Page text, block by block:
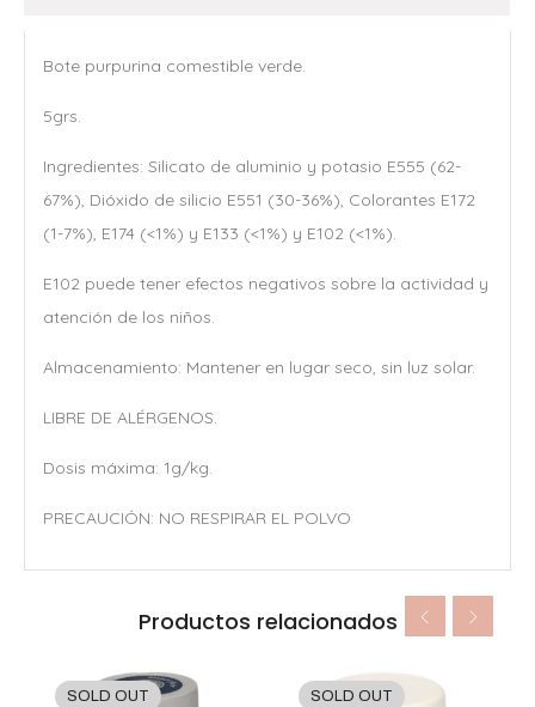
Bote purpurina comestible verde.
5grs.
Ingredientes: Silicato de aluminio y potasio E555 (62-
67%), Dióxido de silicio E551 (30-36%), Colorantes E172
(1-7%), E174 (<1%) y E133 (<1%) y E102 (<1%).
E102 puede tener efectos negativos sobre la actividad y
atención de los niños.
Almacenamiento: Mantener en lugar seco, sin luz solar.
LIBRE DE ALÉRGENOS.
Dosis máxima: 1g/kg.
PRECAUCIÓN: NO RESPIRAR EL POLVO
Productos relacionados
SOLD OUT SOLD OUT